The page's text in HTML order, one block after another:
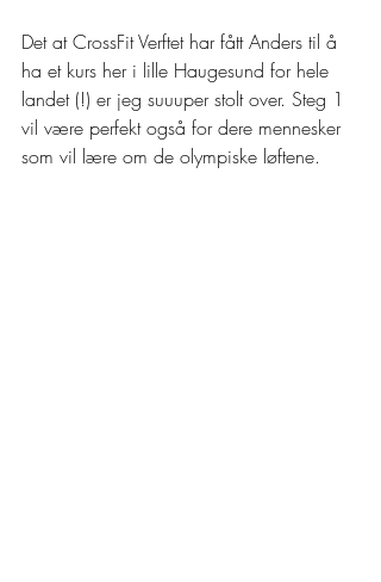
Det at CrossFit Verftet har fått Anders til å
ha et kurs her i lille Haugesund for hele
landet (!) er jeg suuuper stolt over. Steg 1
vil være perfekt også for dere mennesker
som vil lære om de olympiske løftene.